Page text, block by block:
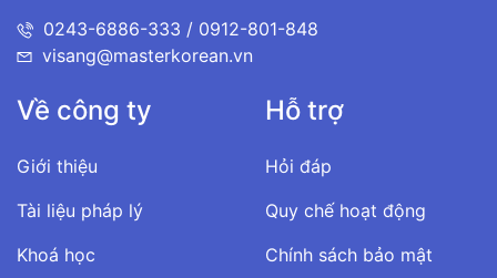
0243-6886-333 / 0912-801-848
visang@masterkorean.vn
Về công ty
Giới thiệu
Tài liệu pháp lý
Khoá học
Hỗ trợ
Hỏi đáp
Quy chế hoạt động
Chính sách bảo mật